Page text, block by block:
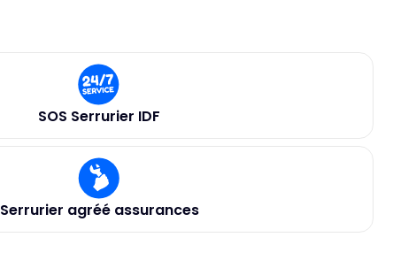
SOS Serrurier IDF
Serrurier agréé assurances